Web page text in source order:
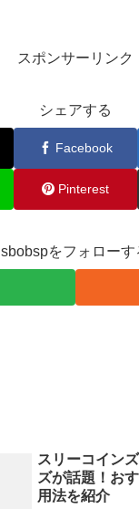
スポンサーリンク
シェアする
Facebook
Pinterest
sbobspをフォローす
スリーコイン
ズが話題！お
用法を紹介